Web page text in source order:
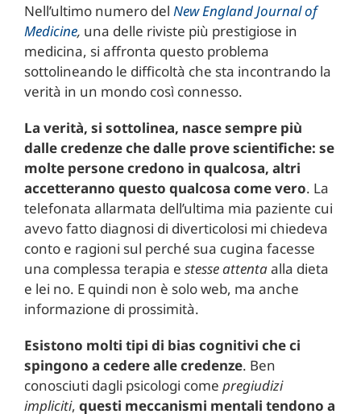
Nell’ultimo numero del New England Journal of
Medicine, una delle riviste più prestigiose in
medicina, si affronta questo problema
sottolineando le difficoltà che sta incontrando la
verità in un mondo così connesso.
La verità, si sottolinea, nasce sempre più
dalle credenze che dalle prove scientifiche: se
molte persone credono in qualcosa, altri
accetteranno questo qualcosa come vero. La
telefonata allarmata dell’ultima mia paziente cui
avevo fatto diagnosi di diverticolosi mi chiedeva
conto e ragioni sul perché sua cugina facesse
una complessa terapia e stesse attentaalla dieta
e lei no. E quindi non è solo web, ma anche
informazione di prossimità.
Esistono molti tipi di bias cognitivi che ci
spingono a cedere alle credenze. Ben
conosciuti dagli psicologi come pregiudizi
impliciti, questi meccanismi mentali tendono a